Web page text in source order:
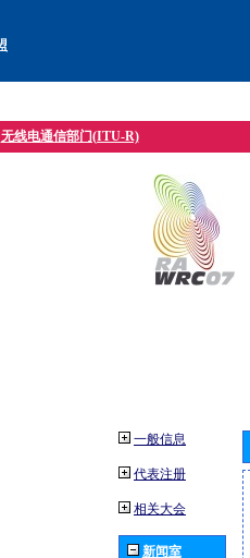
无线电通信部门(ITU-R)
一般信息
代表注册
相关大会
新闻室